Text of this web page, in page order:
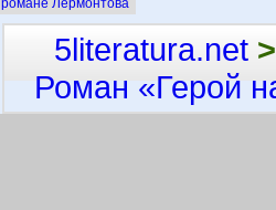
романе Лермонтова
5literatura.net >
Роман «Герой